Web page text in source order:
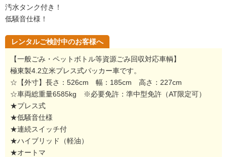
汚水タンク付き！
低騒音仕様！
レンタルご検討中のお客様へ
【一般ごみ・ペットボトル等資源ごみ回収対応車輌】
極東製4.2立米プレス式パッカー車です。
☆【外寸】長さ：526cm 幅：185cm 高さ：227cm
☆車両総重量6585kg ※必要免許：準中型免許（AT限定可）
★プレス式
★低騒音仕様
★連続スイッチ付
★ハイブリッド（軽油）
★オートマ